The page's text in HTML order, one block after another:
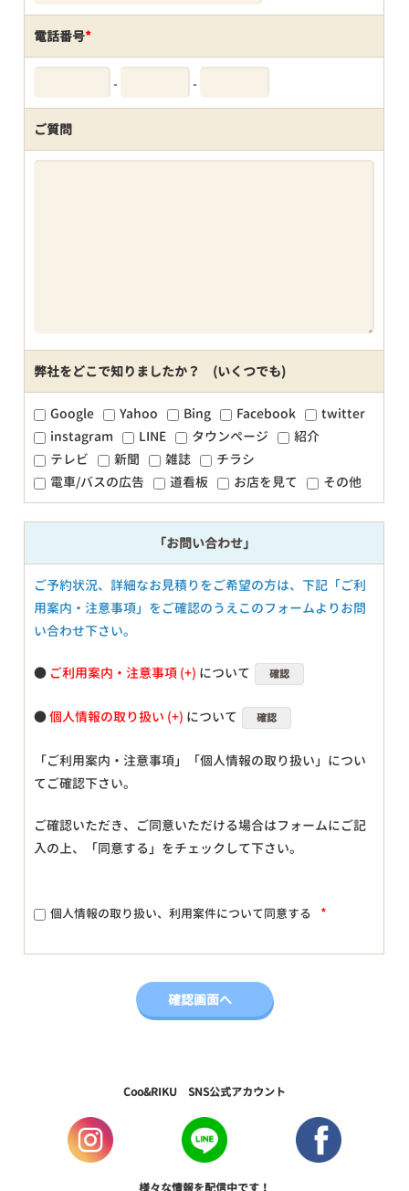
電話番号*
- -
ご質問
弊社をどこで知りましたか？ (いくつでも)
Google Yahoo Bing Facebook
twitter
instagram
LINE タウンページ
紹介
テレビ
新聞 雑誌
チラシ
電車/バスの広告
道看板 お店を見て その他
「お問い合わせ」
ご予約状況、詳細なお見積りをご希望の方は、下記「ご利
用案内・注意事項」をご確認のうえこのフォームよりお問
い合わせ下さい。
● ご利用案内・注意事項 について 確認
●個人情報の取り扱い について 確認
「ご利用案内・注意事項」「個人情報の取り扱い」につい
てご確認下さい。
ご確認いただき、ご同意いただける場合はフォームにご記
入の上、「同意する」をチェックして下さい。
個人情報の取り扱い、利用案件について同意する *
Coo&RIKU SNS公式アカウント
様々な情報を配信中です！